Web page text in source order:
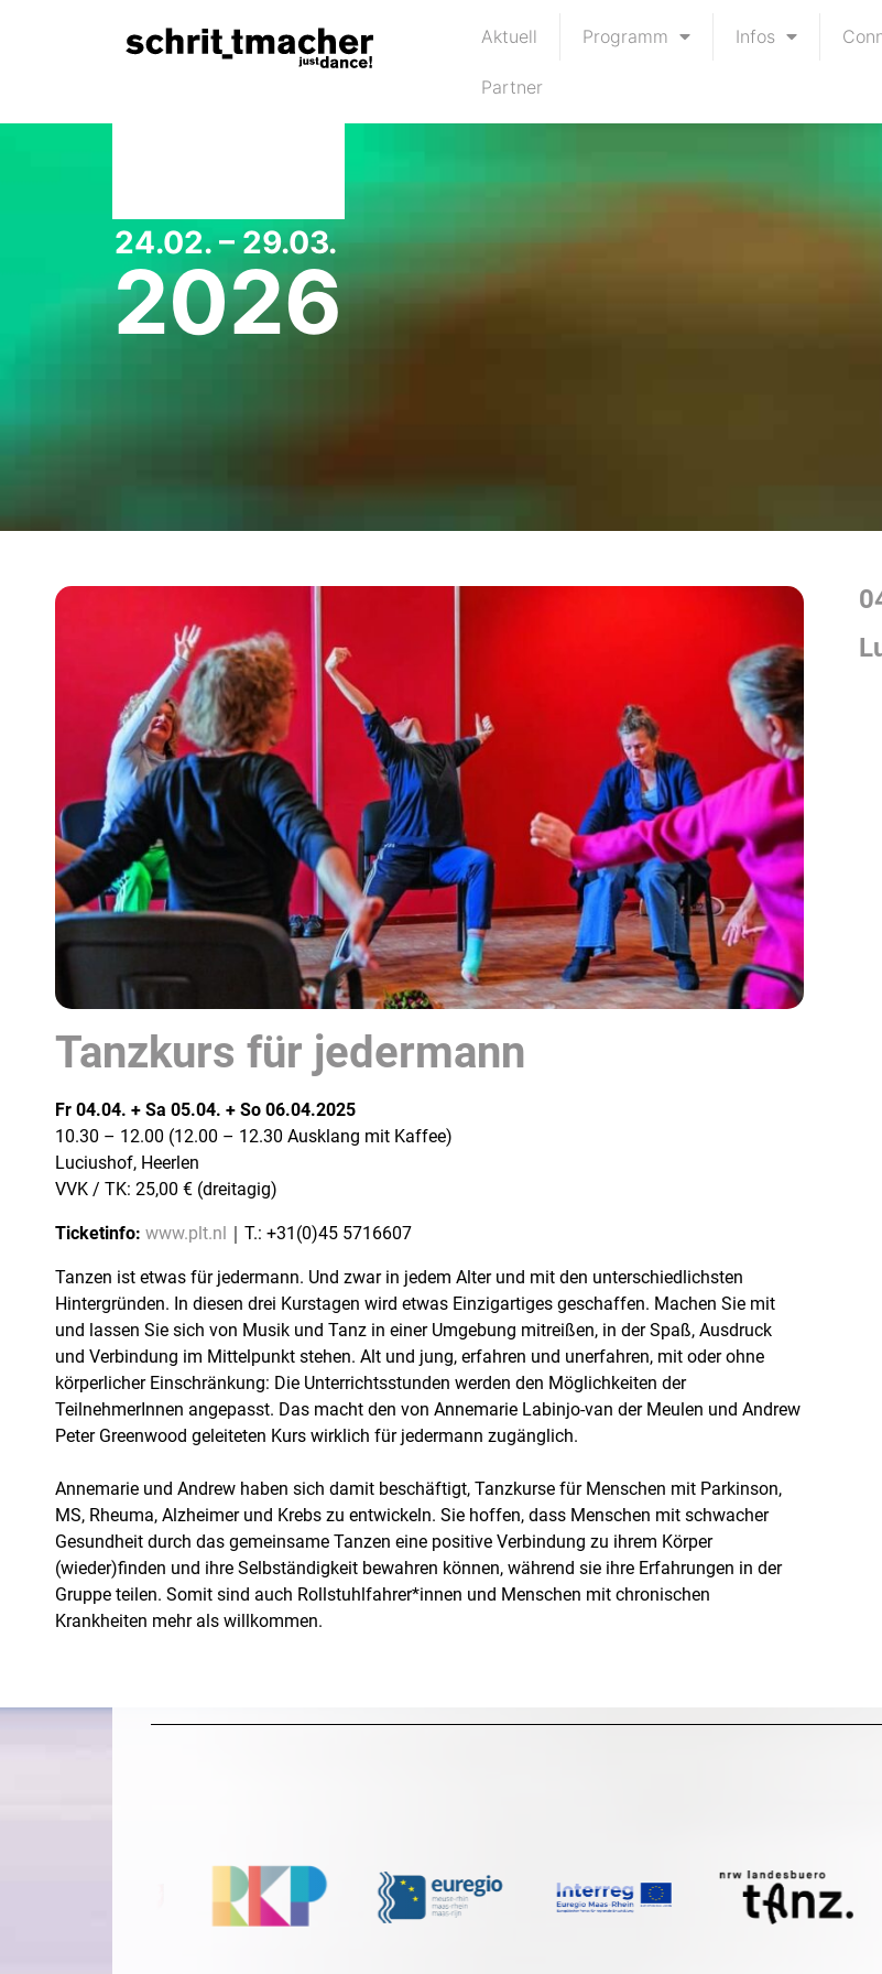
Aktuell Programm Infos
Partner
24.02. – 29.03.
2026
Tanzkurs für jedermann
Fr 04.04. + Sa 05.04. + So 06.04.2025
10.30 – 12.00 (12.00 – 12.30 Ausklang mit Kaffee)
Luciushof, Heerlen
VVK / TK: 25,00 € (dreitagig)
Ticketinfo: www.plt.nl ｜T.: +31(0)45 5716607
Tanzen ist etwas für jedermann. Und zwar in jedem Alter und mit den unterschiedlichsten
Hintergründen. In diesen drei Kurstagen wird etwas Einzigartiges geschaffen. Machen Sie mit
und lassen Sie sich von Musik und Tanz in einer Umgebung mitreißen, in der Spaß, Ausdruck
und Verbindung im Mittelpunkt stehen. Alt und jung, erfahren und unerfahren, mit oder ohne
körperlicher Einschränkung: Die Unterrichtsstunden werden den Möglichkeiten der
TeilnehmerInnen angepasst. Das macht den von Annemarie Labinjo-van der Meulen und Andrew
Peter Greenwood geleiteten Kurs wirklich für jedermann zugänglich.
Annemarie und Andrew haben sich damit beschäftigt, Tanzkurse für Menschen mit Parkinson,
MS, Rheuma, Alzheimer und Krebs zu entwickeln. Sie hoffen, dass Menschen mit schwacher
Gesundheit durch das gemeinsame Tanzen eine positive Verbindung zu ihrem Körper
(wieder)finden und ihre Selbständigkeit bewahren können, während sie ihre Erfahrungen in der
Gruppe teilen. Somit sind auch Rollstuhlfahrer*innen und Menschen mit chronischen
Krankheiten mehr als willkommen.